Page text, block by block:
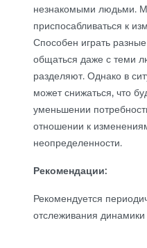
незнакомыми людьми.
приспосабливаться к
Способен играть
общаться даже с теми
разделяют. Однако в
может снижаться, что
уменьшении
отношении к
неопределенности.
Рекомендации:
Рекомендуется
отслеживания